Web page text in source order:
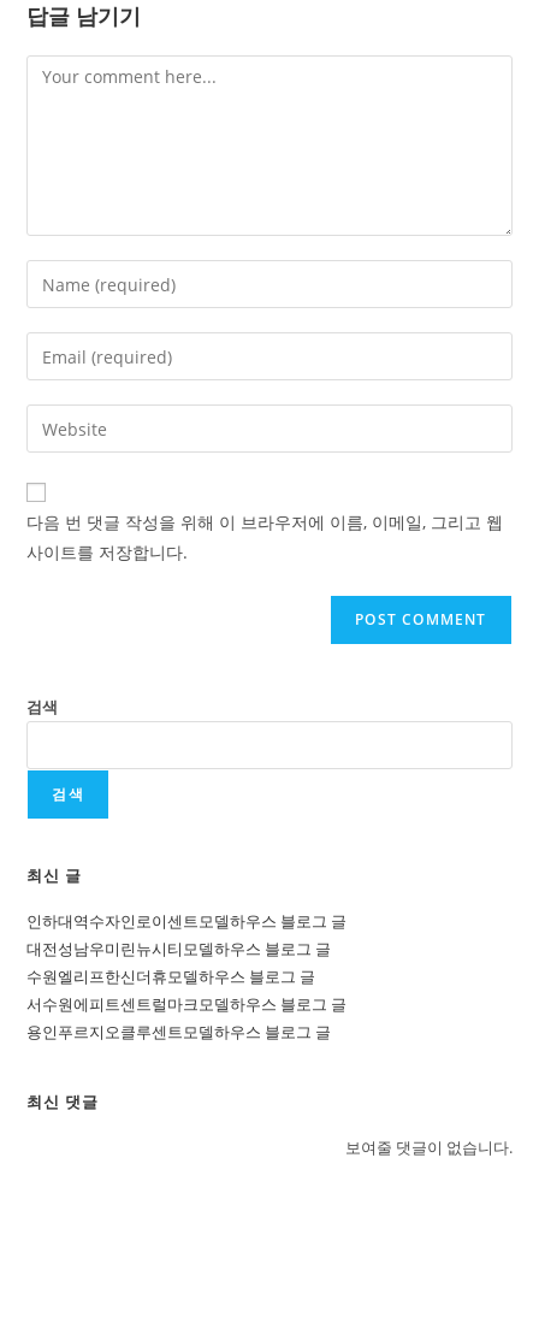
답글 남기기
Comment
Enter
your
name
comment
Enter
your
email
address
comment
Enter
your
website
URL
(optional)
다음 번 댓글 작성을 위해 이 브라우저에 이름, 이메일, 그리고 웹
사이트를 저장합니다.
검색
검색
최신 글
인하대역수자인로이센트모델하우스 블로그 글
대전성남우미린뉴시티모델하우스 블로그 글
수원엘리프한신더휴모델하우스 블로그 글
서수원에피트센트럴마크모델하우스 블로그 글
용인푸르지오클루센트모델하우스 블로그 글
최신 댓글
보여줄 댓글이 없습니다.